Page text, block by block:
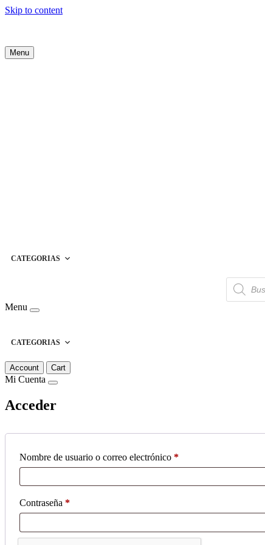
Skip to content
Menu
CATEGORIAS
Búsqueda
de
productos
Menu
CATEGORIAS
Account Cart
Mi Cuenta
Acceder
Nombre de usuario o correo electrónico *Obligatorio
Contraseña *Obligatorio